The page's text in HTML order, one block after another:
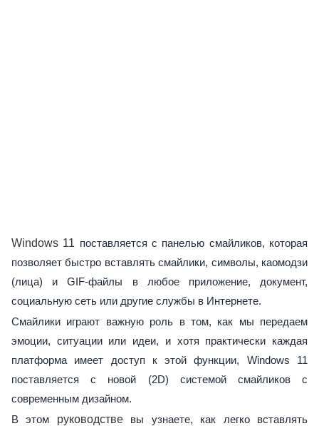
Windows 11 поставляется с панелью смайликов, которая
позволяет быстро вставлять смайлики, символы, каомодзи
(лица) и GIF-файлы в любое приложение, документ,
социальную сеть или другие службы в Интернете.
Смайлики играют важную роль в том, как мы передаем
эмоции, ситуации или идеи, и хотя практически каждая
платформа имеет доступ к этой функции, Windows 11
поставляется с новой (2D) системой смайликов с
современным дизайном.
В этом руководствевы узнаете, как легко вставлять